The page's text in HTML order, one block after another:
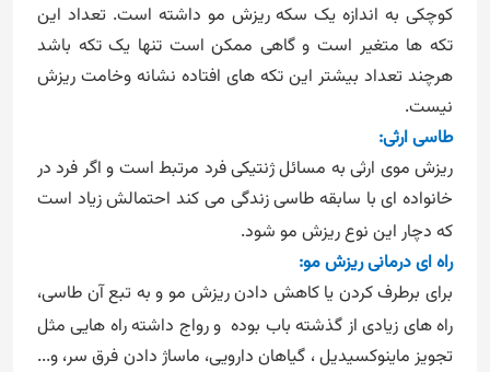
کوچکی به اندازه یک سکه ریزش مو داشته است. تعداد این
تکه ها متغیر است و گاهی ممکن است تنها یک تکه باشد
هرچند تعداد بیشتر این تکه های افتاده نشانه وخامت ریزش
نیست.
طاسی ارثی:
ریزش موی ارثی به مسائل ژنتیکی فرد مرتبط است و اگر فرد در
خانواده ای با سابقه طاسی زندگی می کند احتمالش زیاد است
که دچار این نوع ریزش مو شود.
راه ای درمانی ریزش مو:
برای برطرف کردن یا کاهش دادن ریزش مو و به تبع آن طاسی،
راه های زیادی از گذشته باب بوده و رواج داشته راه هایی مثل
تجویز ماینوکسیدیل ، گیاهان دارویی، ماساژ دادن فرق سر، و...